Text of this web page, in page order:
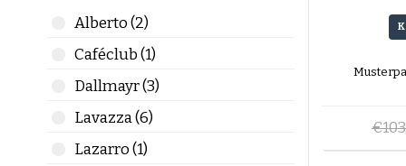
Alberto (2)
Caféclub (1)
Dallmayr (3)
Lavazza (6)
Lazarro (1)
Wenn
zu